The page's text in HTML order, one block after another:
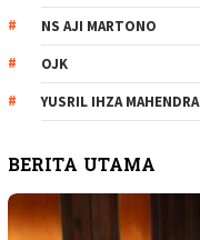
NS AJI MARTONO
OJK
YUSRIL IHZA MAHENDRA
BERITA UTAMA